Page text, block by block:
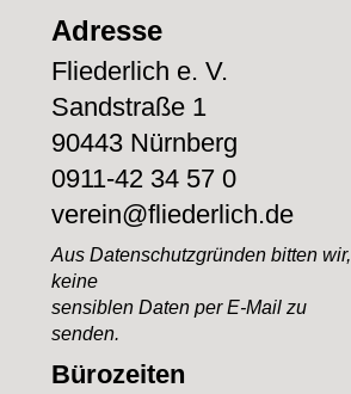
Adresse
Fliederlich e. V.
Sandstraße 1
90443 Nürnberg
0911-42 34 57 0
verein@fliederlich.de
Aus Datenschutzgründen bitten wir,
keine
sensiblen Daten per E-Mail zu
senden.
Bürozeiten